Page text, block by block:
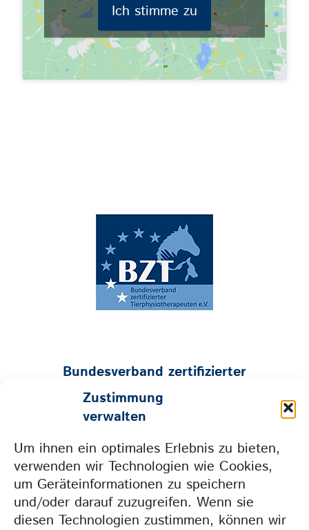
Zustimmung
verwalten
Um ihnen ein optimales Erlebnis zu bieten,
verwenden wir Technologien wie Cookies,
um Geräteinformationen zu speichern
und/oder darauf zuzugreifen. Wenn sie
diesen Technologien zustimmen, können wir
Ich stimme zu
Bundesverband zertifizierter
Tierphysiotherapeuten e.V.
Geschäftsstelle:
Tel. 0157 73604665 • info@bzt-ev.de
Weil wir gemeinsam